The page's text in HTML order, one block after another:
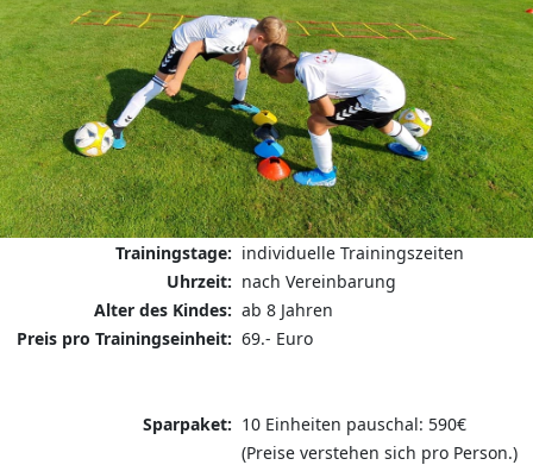
Trainingstage:
Uhrzeit:
Alter des Kindes:
Preis pro Trainingseinheit:
Sparpaket:
individuelle Trainingszeiten
nach Vereinbarung
ab 8 Jahren
69.- Euro
10 Einheiten pauschal: 590€
(Preise verstehen sich pro Person.)